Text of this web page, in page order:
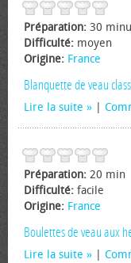
Préparation: 30
Difficulté: moyen
Origine: France
Blanquette de veau
Lire la suite
Préparation: 20 min
Difficulté: facile
Origine: France
Boulettes de veau aux
Lire la suite